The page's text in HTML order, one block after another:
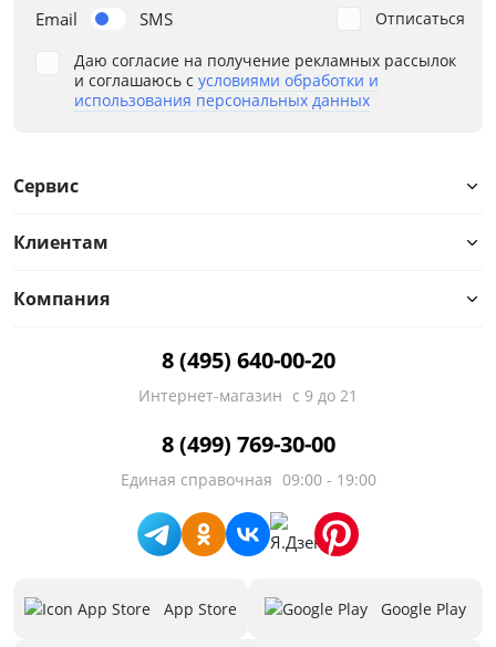
Email SMS
Даю согласие на получение рекламных рассылок
и соглашаюсь с условиями обработки и
использования персональных данных
Отписаться
Сервис
Клиентам
Компания
8 (495) 640-00-20
Интернет-магазин с 9 до 21
8 (499) 769-30-00
Единая справочная 09:00 - 19:00
App Store Google Play